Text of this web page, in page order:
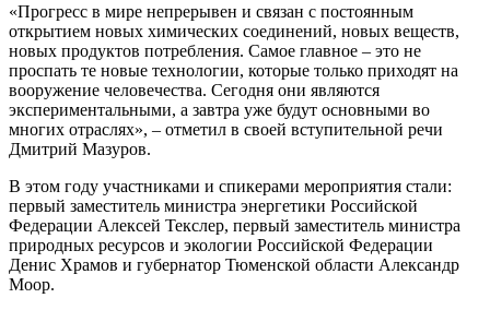
«Прогресс в мире непрерывен и связан с постоянным
открытием новых химических соединений, новых веществ,
новых продуктов потребления. Самое главное – это не
проспать те новые технологии, которые только приходят на
вооружение человечества. Сегодня они являются
экспериментальными, а завтра уже будут основными во
многих отраслях», – отметил в своей вступительной речи
Дмитрий Мазуров.
В этом году участниками и спикерами мероприятия стали:
первый заместитель министра энергетики Российской
Федерации Алексей Текслер, первый заместитель министра
природных ресурсов и экологии Российской Федерации
Денис Храмов и губернатор Тюменской области Александр
Моор.